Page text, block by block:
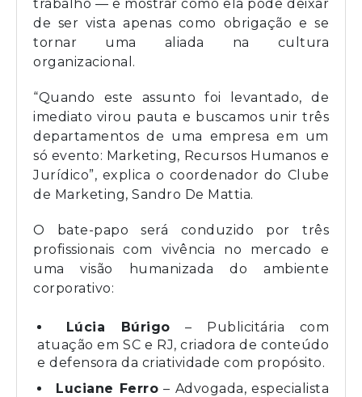
trabalho — e mostrar como ela pode deixar
de ser vista apenas como obrigação e se
tornar uma aliada na cultura
organizacional.
“Quando este assunto foi levantado, de
imediato virou pauta e buscamos unir três
departamentos de uma empresa em um
só evento: Marketing, Recursos Humanos e
Jurídico”, explica o coordenador do Clube
de Marketing, Sandro De Mattia.
O bate-papo será conduzido por três
profissionais com vivência no mercado e
uma visão humanizada do ambiente
corporativo:
Lúcia Búrigo – Publicitária com
atuação em SC e RJ, criadora de conteúdo
e defensora da criatividade com propósito.
Luciane Ferro – Advogada, especialista